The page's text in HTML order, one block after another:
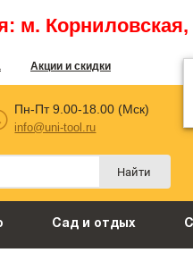
м.
Акции и скидки
Пн-Пт 9.00-18.00 (Мск)
info@uni-tool.ru
Найти
Сад и отдых